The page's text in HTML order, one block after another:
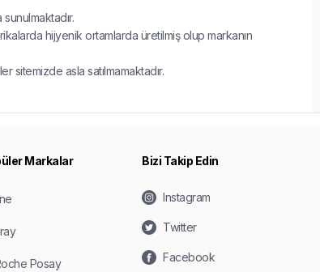
sunulmaktadır.
hijyenik ortamlarda üretilmiş olup markanın
sitemizde asla satılmamaktadır.
Markalar
Posay
Bizi Takip Edin
Instagram
Twitter
Facebook